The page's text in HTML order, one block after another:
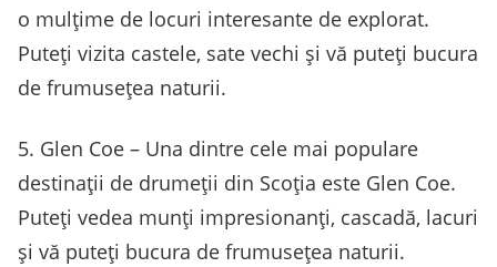
o mulțime de locuri interesante de explorat.
Puteți vizita castele, sate vechi și vă puteți bucura
de frumusețea naturii.
5. Glen Coe – Una dintre cele mai populare
destinații de drumeții din Scoția este Glen Coe.
Puteți vedea munți impresionanți, cascadă, lacuri
și vă puteți bucura de frumusețea naturii.